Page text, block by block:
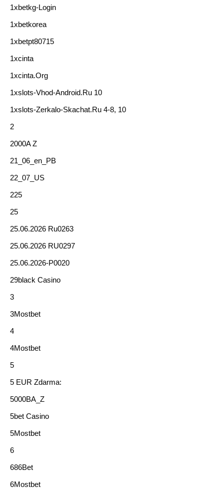
1xbetkg-Login
1xbetkorea
1xbetpt80715
1xcinta
1xcinta.org
1xslots-Vhod-Android.ru 10
1xslots-Zerkalo-Skachat.ru 4-8, 10
2
2000A Z
21_06_en_PB
22_07_US
225
25
25.06.2026 Ru0263
25.06.2026 RU0297
25.06.2026-P0020
29black Casino
3
3Mostbet
4
4Mostbet
5
5 EUR Zdarma:
5000BA_Z
5bet Casino
5Mostbet
6
686Bet
6Mostbet